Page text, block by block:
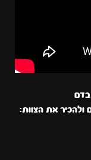
בדם
ולהכיר את הצוות: